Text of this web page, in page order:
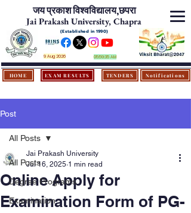
जय प्रकाश विश्‍वविद्यालय,छपरा
Jai Prakash University, Chapra
(Established in 1990)
9 Aug 2026 05:59:35 AM
HOME EXAM RESULTS TENDERS Notifications
Post
All Posts
Degree Programs
Examination
All Posts
Online Apply for
Examination Form of PG-
Jai Prakash University
Jul 16, 2025 1 min read